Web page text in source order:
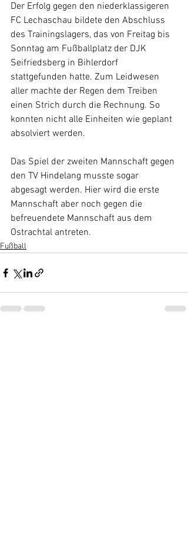
Der Erfolg gegen den niederklassigeren
FC Lechaschau bildete den Abschluss
des Trainingslagers, das von Freitag bis
Sonntag am Fußballplatz der DJK
Seifriedsberg in Bihlerdorf
stattgefunden hatte. Zum Leidwesen
aller machte der Regen dem Treiben
einen Strich durch die Rechnung. So
konnten nicht alle Einheiten wie geplant
absolviert werden.
Das Spiel der zweiten Mannschaft gegen
den TV Hindelang musste sogar
abgesagt werden. Hier wird die erste
Mannschaft aber noch gegen die
befreuendete Mannschaft aus dem
Ostrachtal antreten.
Fußball